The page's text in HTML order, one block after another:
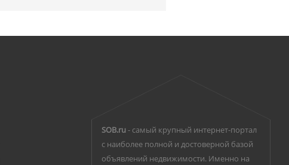
SOB.ru- самый крупный интернет-портал
с наиболее полной и достоверной базой
объявлений недвижимости. Именно на